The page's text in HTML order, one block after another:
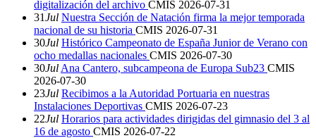
digitalización del archivo CMIS 2026-07-31
31Jul Nuestra Sección de Natación firma la mejor temporada
nacional de su historia CMIS 2026-07-31
30Jul Histórico Campeonato de España Junior de Verano con
ocho medallas nacionales CMIS 2026-07-30
30Jul Ana Cantero, subcampeona de Europa Sub23 CMIS
2026-07-30
23Jul Recibimos a la Autoridad Portuaria en nuestras
Instalaciones Deportivas CMIS 2026-07-23
22Jul Horarios para actividades dirigidas del gimnasio del 3 al
16 de agosto CMIS 2026-07-22